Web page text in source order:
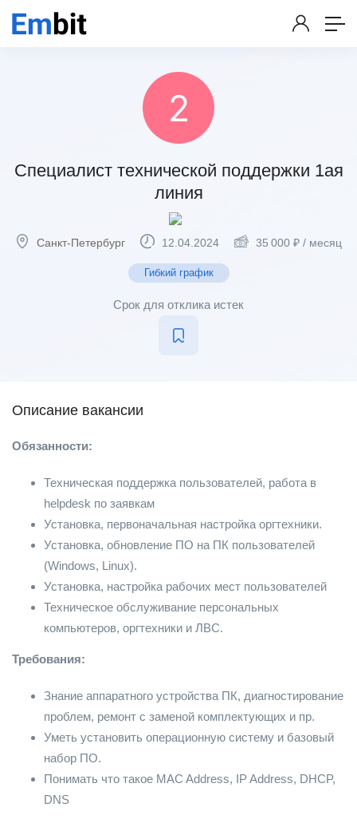
Специалист технической поддержки 1ая
линия
Санкт-Петербург 12.04.2024 35 000 ₽ / месяц
Гибкий график
Срок для отклика истек
Описание вакансии
Обязанности:
Техническая поддержка пользователей, работа в
helpdesk по заявкам
Установка, первоначальная настройка оргтехники.
Установка, обновление ПО на ПК пользователей
(Windows, Linux).
Установка, настройка рабочих мест пользователей
Техническое обслуживание персональных
компьютеров, оргтехники и ЛВС.
Требования:
Знание аппаратного устройства ПК, диагностирование
проблем, ремонт с заменой комплектующих и пр.
Уметь установить операционную систему и базовый
набор ПО.
Понимать что такое MAC Address, IP Address, DHCP,
DNS